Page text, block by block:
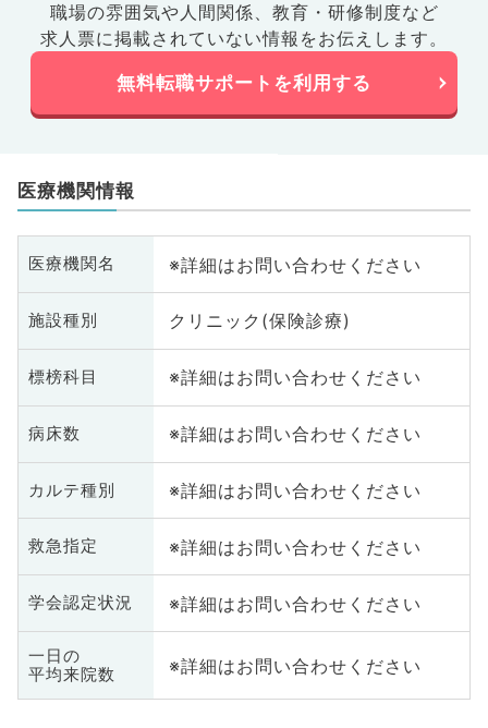
職場の雰囲気や人間関係、 教育・研修制度など
求人票に掲載されていない情報をお伝えします。
無料転職サポートを利用する
医療機関情報
医療機関名 ※詳細はお問い合わせください
施設種別 クリニック(保険診療)
標榜科目 ※詳細はお問い合わせください
病床数 ※詳細はお問い合わせください
カルテ種別 ※詳細はお問い合わせください
救急指定 ※詳細はお問い合わせください
学会認定状況 ※詳細はお問い合わせください
一日の
平均来院数
※詳細はお問い合わせください